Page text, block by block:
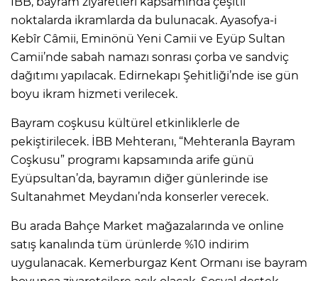
noktalarda ikramlarda da bulunacak. Ayasofya-i
Kebîr Câmii, Eminönü Yeni Camii ve Eyüp Sultan
Camii’nde sabah namazı sonrası çorba ve sandviç
dağıtımı yapılacak. Edirnekapı Şehitliği’nde ise gün
boyu ikram hizmeti verilecek.
Bayram coşkusu kültürel etkinliklerle de
pekiştirilecek. İBB Mehteranı, “Mehteranla Bayram
Coşkusu” programı kapsamında arife günü
Eyüpsultan’da, bayramın diğer günlerinde ise
Sultanahmet Meydanı’nda konserler verecek.
Bu arada Bahçe Market mağazalarında ve online
satış kanalında tüm ürünlerde %10 indirim
uygulanacak. Kemerburgaz Kent Ormanı ise bayram